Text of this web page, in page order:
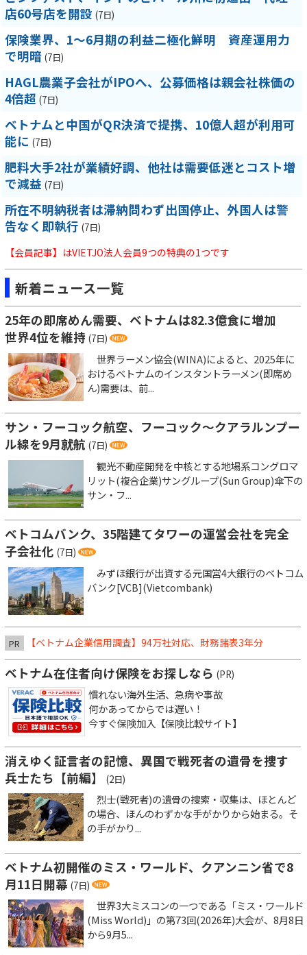
店60号店を開設 (7日)
保険業界、1～6月期の利益二極化鮮明 資産運用力
で明暗 (7日)
HAGL農業子会社がIPOへ、公募価格は親会社株価の
4倍超 (7日)
ベトナムと中国がQR決済で提携、10億人超が利用可
能に (7日)
肥料大手2社が業績好調、他社は需要低迷とコスト増
で減益 (7日)
所在不明納税者は滞納問わず出国停止、外国人は警
告なく即執行 (7日)
【会員記事】はVIETJO法人会員9つの特典の1つです
新着ニュース一覧
25年の即席めん需要、ベトナムは82.3億食に増加
世界4位を維持 (7日)
世界ラーメン協会(WINA)によると、2025年に
おけるベトナムのインスタントラーメン(即席め
ん)需要は、前...
サン・フーコック航空、フーコック～クアラルンプー
ル線を9月就航 (7日)
観光不動産開発を中核とする地場系コングロマ
リット(複合企業)サングループ(Sun Group)傘下の
サン・フ...
ベトコムバンク、35階建てタワーの運営会社を完全
子会社化 (7日)
みずほ銀行が出資する元国営4大銀行のベトコム
バンク[VCB](Vietcombank)
PR 【ベトナム企業信用調査】94万社対応、財務諸表3年分
ベトナム在住者向け保険をお探しなら (PR)
慣れない海外生活、急病や事故
何かあってからでは遅い！
今すぐ保険加入【保険比較サイト】
消えゆく証言者の記憶、異国で戦死者の遺骨を捜す
兵士たち【前編】
(2日)
烈士(戦死者)の遺骨の捜索・収集は、ほとんど
の場合、ほんのわずかな手がかりから始まる。そ
の手がかり...
ベトナム初開催のミス・ワールド、クアンニン省で8
月11日開幕 (7日)
世界3大ミスコンの一つである「ミス・ワールド
(Miss World)」の第73回(2026年)大会が、8月8日
から9月5...